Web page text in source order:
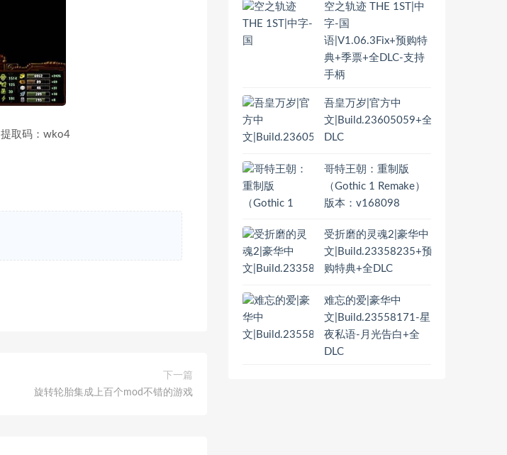
提取码：wko4
下一篇
旋转轮胎集成上百个mod不错的游戏
空之轨迹 THE 1ST|中
字-国
语|V1.06.3Fix+预购特
典+季票+全DLC-支持
手柄
吾皇万岁|官方中
文|Build.23605059+全
DLC
哥特王朝：重制版
（Gothic 1 Remake）
版本：v168098
受折磨的灵魂2|豪华中
文|Build.23358235+预
购特典+全DLC
难忘的爱|豪华中
文|Build.23558171-星
夜私语-月光告白+全
DLC